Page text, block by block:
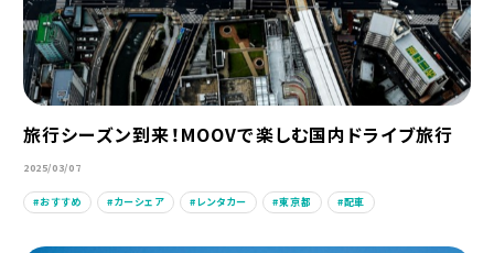
旅行シーズン到来！MOOVで楽しむ国内ドライブ旅行
2025/03/07
おすすめ カーシェア レンタカー 東京都 配車